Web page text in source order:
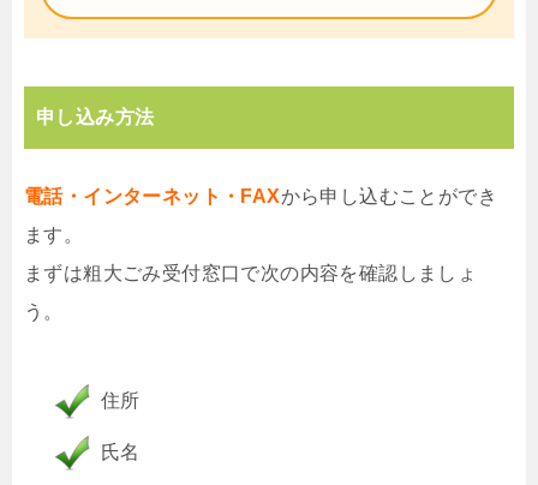
申し込み方法
電話・インターネット・FAXから申し込むことができ
ます。
まずは粗大ごみ受付窓口で次の内容を確認しましょ
う。
住所
氏名